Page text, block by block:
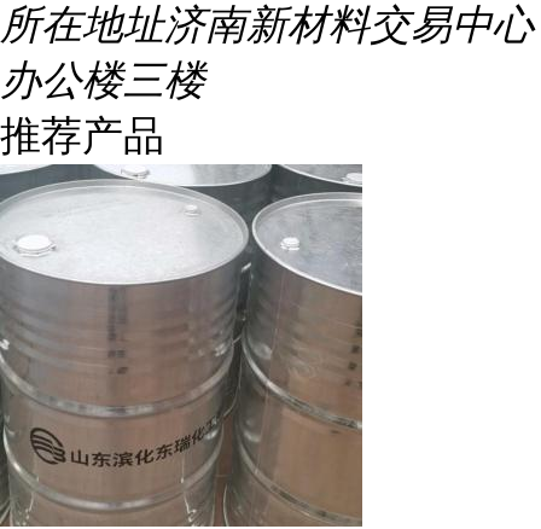
所在地址济南新材料交易中心
办公楼三楼
推荐产品